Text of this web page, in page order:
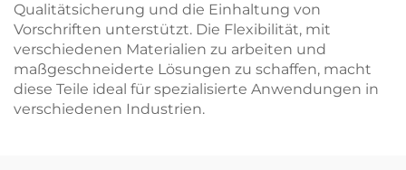
Qualitätsicherung und die Einhaltung von
Vorschriften unterstützt. Die Flexibilität, mit
verschiedenen Materialien zu arbeiten und
maßgeschneiderte Lösungen zu schaffen, macht
diese Teile ideal für spezialisierte Anwendungen in
verschiedenen Industrien.